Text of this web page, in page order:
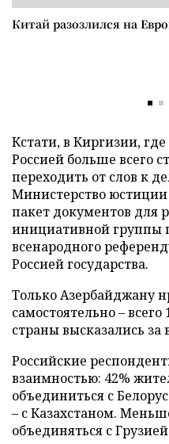
Китай разозлился на
Кстати, в Киргизии,
Россией больше всего
переходить от слов к
Министерство
пакет документов для
инициативной группы
всенародного
Россией государства.
Только Азербайджану
самостоятельно –
страны высказались за
Российские
взаимностью: 42%
объединиться с
– с Казахстаном.
объединяться с